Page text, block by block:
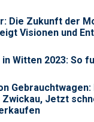
Die Zukunft der
Visionen und
Witten 2023: So
Gebrauchtwagen:
Jetzt